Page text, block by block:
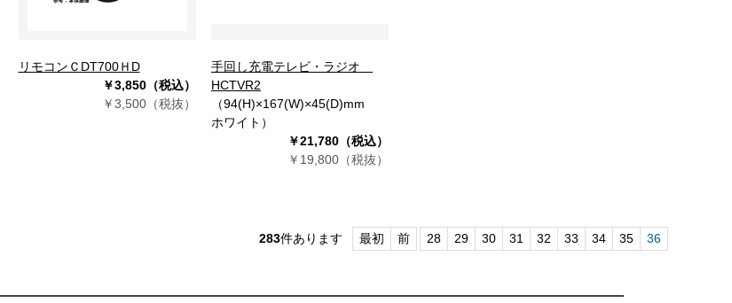
リモコンＣDT700ＨD
￥3,850（税込）
￥3,500（税抜）
手回し充電テレビ・ラジオ
HCTVR2
（94(H)×167(W)×45(D)mm
ホワイト）
￥21,780（税込）
￥19,800（税抜）
283件あります 最初 前 28 29 30 31 32 33 34 35 36